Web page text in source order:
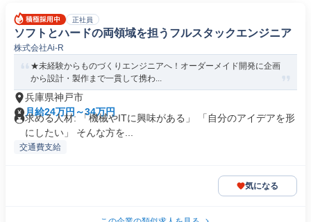
正社員
ソフトとハードの両領域を担うフルスタックエンジニア
株式会社Ai-R
★未経験からものづくりエンジニアへ！オーダーメイド開発に企画
から設計・製作まで一貫して携わ...
兵庫県神戸市
月給24万円～34万円
求める人材: 「機械やITに興味がある」 「自分のアイデアを形
にしたい」 そんな方を...
交通費支給
気になる